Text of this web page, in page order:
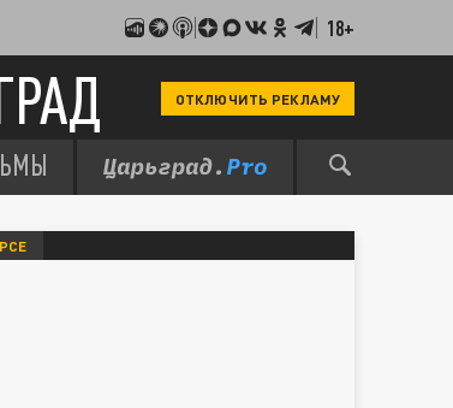
18+
ОТКЛЮЧИТЬ РЕКЛАМУ